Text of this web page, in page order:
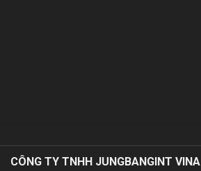
CÔNG TY TNHH JUNGBANGINT VINA